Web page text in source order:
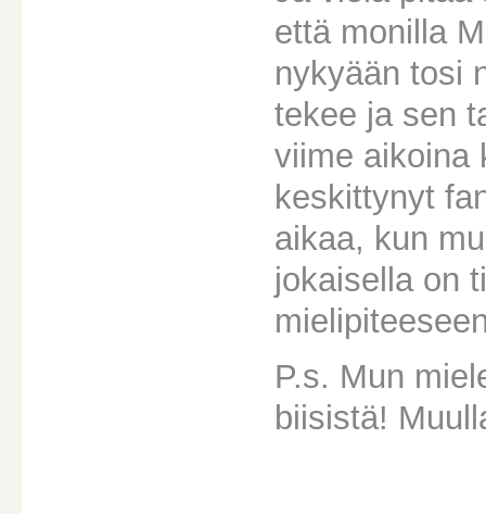
että monilla
nykyään tosi
tekee ja sen
viime aikoina
keskittynyt
aikaa, kun
jokaisella on
P.s. Mun
biisistä!